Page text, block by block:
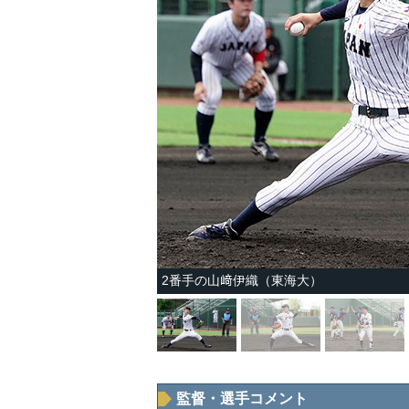
2番手の山﨑伊織（東海大）
監督・選手コメント